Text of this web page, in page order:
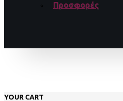
Προσφορές
YOUR CART